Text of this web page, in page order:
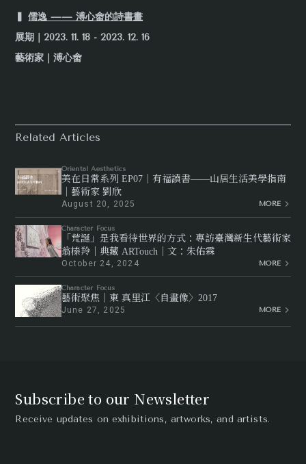
▍儒逸 —— 溥心畬的詩書畫
展期｜2023. 11. 18 - 2023. 12. 16
藝術家｜溥心畬
Related Articles
Oriental Aesthetics
美在日常系列 EP07｜有福讀書——山居生活美學指南
｜藝術家 劉欣
August 20, 2025 MORE
Character Focus
「荒誕」是我看待世界的方式：專訪臺灣新生代藝術家
翁榛羚｜典藏 ARTouch｜文：朱佑霖
October 24, 2024 MORE
Character Focus
藝術聚焦｜東 真里江〈自畫像〉2017
June 27, 2025 MORE
Subscribe to our Newsletter
Receive updates on exhibitions, artworks, and artists.